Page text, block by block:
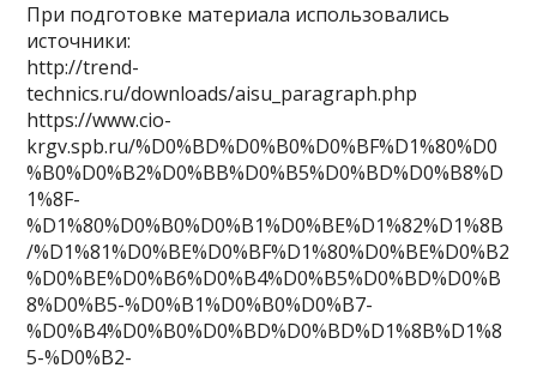
При подготовке материала использовались
источники:
http://trend-
technics.ru/downloads/aisu_paragraph.php
https://www.cio-
krgv.spb.ru/%D0%BD%D0%B0%D0%BF%D1%80%D0
%B0%D0%B2%D0%BB%D0%B5%D0%BD%D0%B8%D
1%8F-
%D1%80%D0%B0%D0%B1%D0%BE%D1%82%D1%8B
/%D1%81%D0%BE%D0%BF%D1%80%D0%BE%D0%B2
%D0%BE%D0%B6%D0%B4%D0%B5%D0%BD%D0%B
8%D0%B5-%D0%B1%D0%B0%D0%B7-
%D0%B4%D0%B0%D0%BD%D0%BD%D1%8B%D1%8
5-%D0%B2-